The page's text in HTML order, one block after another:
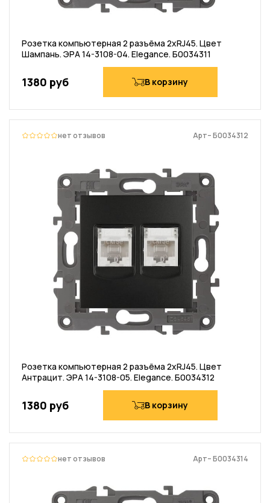
Розетка компьютерная 2 разъёма 2хRJ45. Цвет
Шампань. ЭРА 14-3108-04. Elegance. Б0034311
1380 руб В корзину
нет отзывов Арт– Б0034312
Розетка компьютерная 2 разъёма 2хRJ45. Цвет
Антрацит. ЭРА 14-3108-05. Elegance. Б0034312
1380 руб В корзину
нет отзывов Арт– Б0034314